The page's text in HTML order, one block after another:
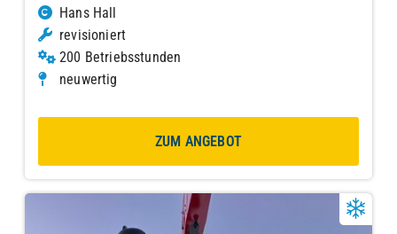
Hans Hall
revisioniert
200 Betriebsstunden
neuwertig
ZUM ANGEBOT